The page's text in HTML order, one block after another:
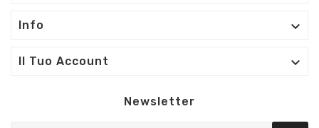
Info 
Il Tuo Account 
Newsletter